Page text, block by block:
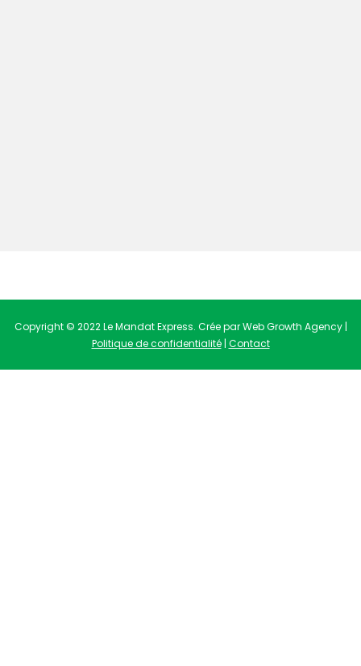
Copyright © 2022 Le Mandat Express. Crée par Web Growth Agency |
Politique de confidentialité| Contact